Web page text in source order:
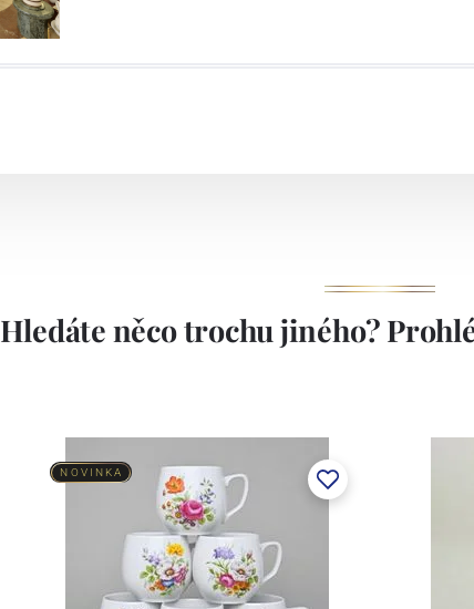
Hledáte něco trochu jiného?
NOVINKA